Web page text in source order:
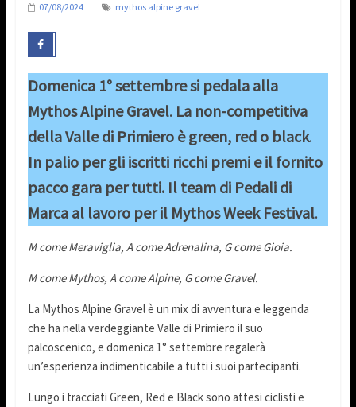
07/08/2024 mythos alpine gravel
Domenica 1° settembre si pedala alla
Mythos Alpine Gravel. La non-competitiva
della Valle di Primiero è green, red o black.
In palio per gli iscritti ricchi premi e il fornito
pacco gara per tutti. Il team di Pedali di
Marca al lavoro per il Mythos Week Festival.
M come Meraviglia, A come Adrenalina, G come Gioia.
M come Mythos, A come Alpine, G come Gravel.
La Mythos Alpine Gravel è un mix di avventura e leggenda
che ha nella verdeggiante Valle di Primiero il suo
palcoscenico, e domenica 1° settembre regalerà
un’esperienza indimenticabile a tutti i suoi partecipanti.
Lungo i tracciati Green, Red e Black sono attesi ciclisti e